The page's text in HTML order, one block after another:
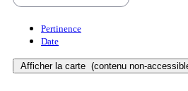
Pertinence
Date
Afficher la carte (contenu non-